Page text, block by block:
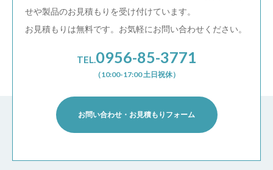
せや製品のお見積もりを受け付けています。
お見積もりは無料です。お気軽にお問い合わせください。
TEL.0956-85-3771
（10:00-17:00 土日祝休）
お問い合わせ・お見積もりフォーム